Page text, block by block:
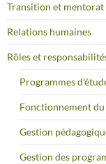
Transition et mentorat
Relations humaines
Rôles et
Programmes
Fonctionnement du
Gestion
Gestion des